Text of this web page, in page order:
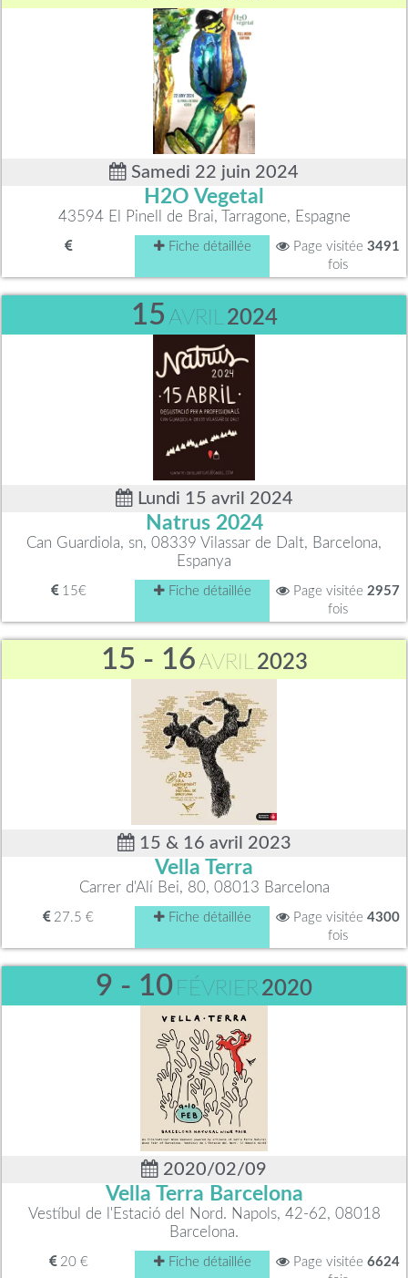
Samedi 22 juin 2024
H2O Vegetal
43594 El Pinell de Brai, Tarragone, Espagne
Fiche détaillée Page visitée 3491
fois
15 AVRIL 2024
Lundi 15 avril 2024
Natrus 2024
Can Guardiola, sn, 08339 Vilassar de Dalt, Barcelona,
Espanya
15€ Fiche détaillée Page visitée 2957
fois
15 - 16 AVRIL 2023
15 & 16 avril 2023
Vella Terra
Carrer d'Alí Bei, 80, 08013 Barcelona
27.5 € Fiche détaillée Page visitée 4300
fois
9 - 10 FÉVRIER 2020
2020/02/09
Vella Terra Barcelona
Vestíbul de l'Estació del Nord. Napols, 42-62, 08018
Barcelona.
20 € Fiche détaillée Page visitée 6624